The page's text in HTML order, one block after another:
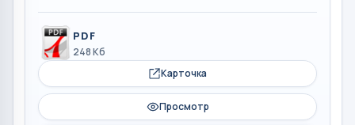
PDF
248 Кб
Карточка
Просмотр